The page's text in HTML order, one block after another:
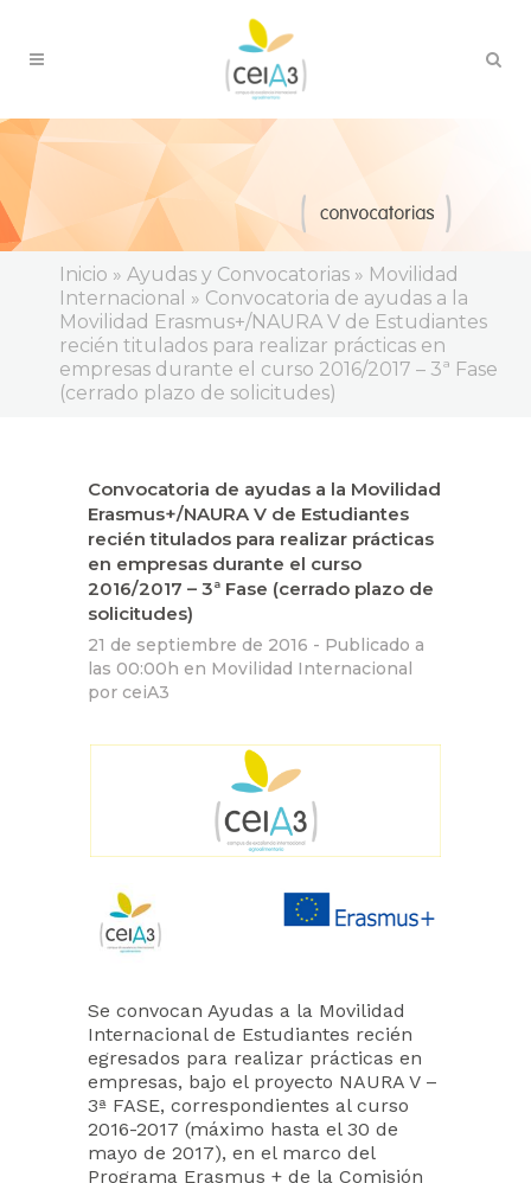
Inicio » Ayudas y Convocatorias » Movilidad
Internacional » Convocatoria de ayudas a la
Movilidad Erasmus+/NAURA V de Estudiantes
recién titulados para realizar prácticas en
empresas durante el curso 2016/2017 – 3ª Fase
(cerrado plazo de solicitudes)
Convocatoria de ayudas a la Movilidad
Erasmus+/NAURA V de Estudiantes
recién titulados para realizar prácticas
en empresas durante el curso
2016/2017 – 3ª Fase (cerrado plazo de
solicitudes)
21 de septiembre de 2016 - Publicado a
las 00:00h en Movilidad Internacional
por ceiA3
Se convocan Ayudas a la Movilidad
Internacional de Estudiantes recién
egresados para realizar prácticas en
empresas, bajo el proyecto NAURA V –
3ª FASE, correspondientes al curso
2016-2017 (máximo hasta el 30 de
mayo de 2017), en el marco del
Programa Erasmus + de la Comisión